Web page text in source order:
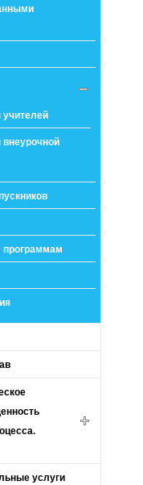
программам
услуги